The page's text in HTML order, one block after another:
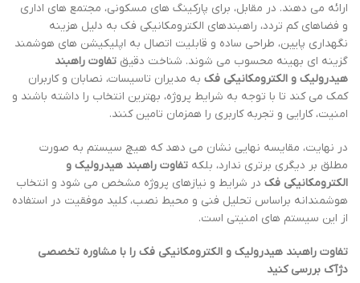
ارائه می دهند. در مقابل، برای پارکینگ های مسکونی، مجتمع های اداری
و فضاهای کم تردد، راهبندهای الکترومکانیکی فک به دلیل هزینه
نگهداری پایین، طراحی ساده و قابلیت اتصال به اپلیکیشن های هوشمند
گزینه ای بهینه محسوب می شوند. شناخت دقیق تفاوت راهبند
هیدرولیک و الکترومکانیکی فک به مدیران تاسیسات، نصابان و کاربران
کمک می کند تا با توجه به شرایط پروژه، بهترین انتخاب را داشته باشند و
امنیت، کارایی و تجربه کاربری را همزمان تامین کنند.
در نهایت، مقایسه نهایی نشان می دهد که هیچ سیستم به صورت
مطلق بر دیگری برتری ندارد، بلکه تفاوت راهبند هیدرولیک و
الکترومکانیکی فک در شرایط و نیازهای پروژه مشخص می شود و انتخاب
هوشمندانه براساس تحلیل فنی و محیط نصب، کلید موفقیت در استفاده
از این سیستم های امنیتی است.
تفاوت راهبند هیدرولیک و الکترومکانیکی فک را با مشاوره تخصصی
دژآک بررسی کنید